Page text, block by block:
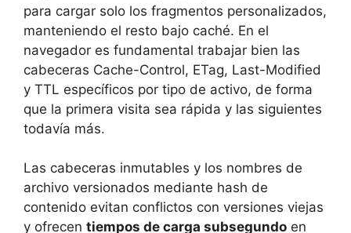
para cargar solo los fragmentos personalizados,
manteniendo el resto bajo caché. En el
navegador es fundamental trabajar bien las
cabeceras Cache-Control, ETag, Last-Modified
y TTL específicos por tipo de activo, de forma
que la primera visita sea rápida y las siguientes
todavía más.
Las cabeceras inmutables y los nombres de
archivo versionados mediante hash de
contenido evitan conflictos con versiones viejas
y ofrecen tiempos de carga subsegundo en